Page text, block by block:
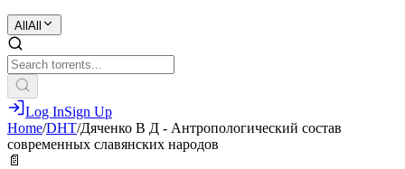
All All
Log InSign Up
Home/DHT/Дяченко В Д - Антропологический состав
современных славянских народов
📄